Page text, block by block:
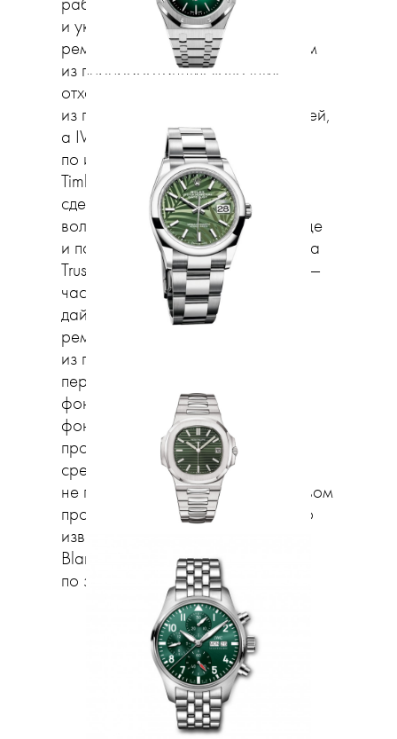
работает на солнечной энергии
и укомплектована экологичным
ремешком, на 40% изготовленным
из переработанных яблочных
отходов. Breitling делают ремешки
из переработанных рыбацких сетей,
а IWC разработали технологию
по изготовлению ремешков
TimberTex, при которой их удается
сделать на 80% из растительных
волокон. Бренд Carl F. Bucherer еще
и поддерживает инициативу Manta
Trust по защите гигантских скатов —
часть доходов от продажи
дайверских часов ScubaTech,
ремешки которых выполнены
из переработанного пластика,
перечисляется в некоммерческий
фонд Manta Trust. Поддержка
фондов, кстати, хороший способ
проявить заботу об окружающей
среде для тех, кто пока еще
не перешел на вторсырье в часовом
производстве. Например, широко
известна многолетняя инициатива
Blancpain Ocean Commitment
по защите Мирового океана.